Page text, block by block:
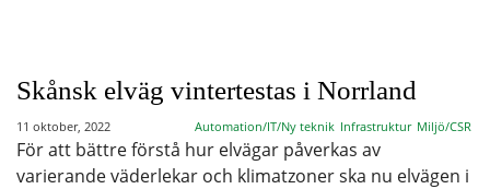
Skånsk elväg vintertestas i Norrland
11 oktober, 2022 Automation/IT/Ny teknik Infrastruktur Miljö/CSR
För att bättre förstå hur elvägar påverkas av
varierande väderlekar och klimatzoner ska nu elvägen i